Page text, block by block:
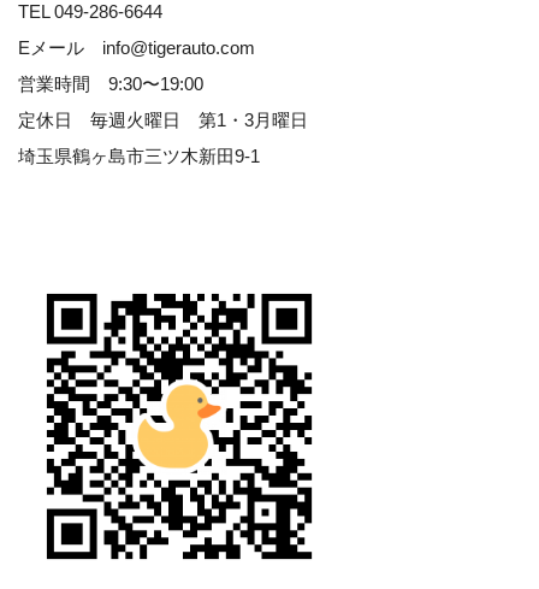
TEL 049-286-6644
Eメール info@tigerauto.com
営業時間 9:30〜19:00
定休日 毎週火曜日 第1・3月曜日
埼玉県鶴ヶ島市三ツ木新田9-1